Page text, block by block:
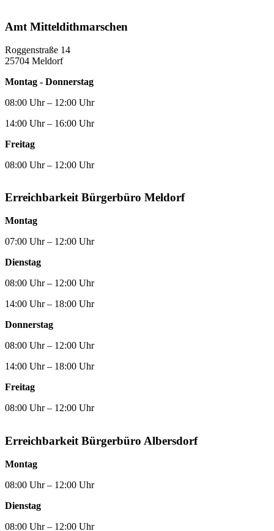
Amt Mittel­dithmarschen
Roggenstraße 14
25704 Meldorf
Montag - Donnerstag
08:00 Uhr – 12:00 Uhr
14:00 Uhr – 16:00 Uhr
Freitag
08:00 Uhr – 12:00 Uhr
Erreichbarkeit Bürgerbüro Meldorf
Montag
07:00 Uhr – 12:00 Uhr
Dienstag
08:00 Uhr – 12:00 Uhr
14:00 Uhr – 18:00 Uhr
Donnerstag
08:00 Uhr – 12:00 Uhr
14:00 Uhr – 18:00 Uhr
Freitag
08:00 Uhr – 12:00 Uhr
Erreichbarkeit Bürgerbüro Albersdorf
Montag
08:00 Uhr – 12:00 Uhr
Dienstag
08:00 Uhr – 12:00 Uhr